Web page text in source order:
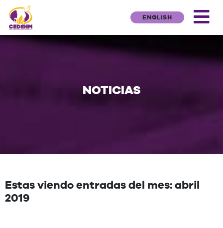
ENGLISH
NOTICIAS
Estas viendo entradas del mes: abril
2019